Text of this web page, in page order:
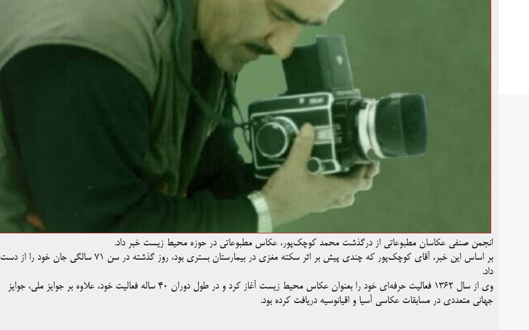
انجمن صنفی عکاسان مطبوعاتی از درگذشت محمد کوچک‌پور، عکاس مطبوعاتی در حوزه محیط زیست خبر داد.
بر اساس این خبر، آقای کوچک‌پور که چندی پیش بر اثر سکته مغزی در بیمارستان بستری بود، روز گذشته در سن ۷۱ سالگی جان خود را از دست
داد.
وی از سال ۱۳۶۲ فعالیت حرفه‌ای خود را بعنوان عکاس محیط زیست آغاز کرد و در طول دوران ۴۰ ساله فعالیت خود، علاوه بر جوایز ملی، جوایز
جهانی متعددی در مسابقات عکاسی آسیا و اقیانوسیه دریافت کرده بود.